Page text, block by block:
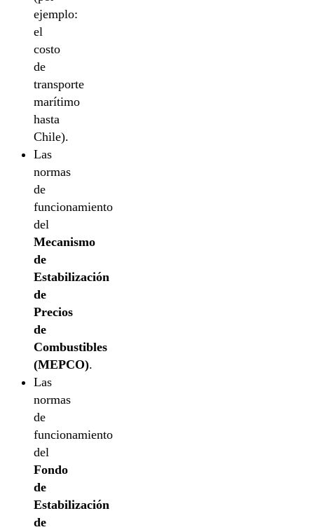
ejemplo:
el
costo
de
transporte
marítimo
hasta
Chile).
Las
normas
de
funcionamiento
del
Mecanismo
de
Estabilización
de
Precios
de
Combustibles
(MEPCO).
Las
normas
de
funcionamiento
del
Fondo
de
Estabilización
de